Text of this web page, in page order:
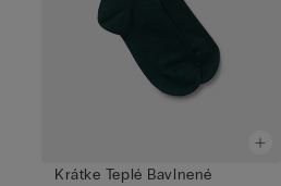
Krátke Teplé Bavlnené